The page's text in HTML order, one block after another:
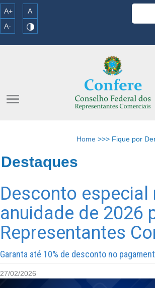
A+
A
A-
menu
Home >>> Fique por
Destaques
Desconto especial
anuidade de 2026
Representantes
Garanta até 10% de desconto no
27/02/2026